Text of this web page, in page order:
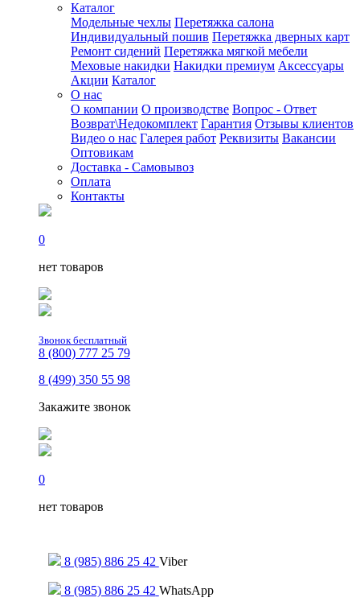
Каталог
Модельные чехлы Перетяжка салона
Индивидуальный пошив Перетяжка дверных карт
Ремонт сидений Перетяжка мягкой мебели
Меховые накидки Накидки премиум Аксессуары
Акции Каталог
О нас
О компании О производстве Вопрос - Ответ
Возврат\Недокомплект Гарантия Отзывы клиентов
Видео о нас Галерея работ Реквизиты Вакансии
Оптовикам
Доставка - Самовывоз
Оплата
Контакты
0
нет товаров
Звонок бесплатный
8 (800) 777 25 79
8 (499) 350 55 98
Закажите звонок
0
нет товаров
8 (985) 886 25 42 Viber
8 (985) 886 25 42 WhatsApp